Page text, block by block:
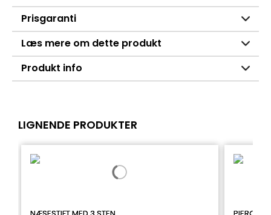
Prisgaranti
Læs mere om dette produkt
Produkt info
LIGNENDE PRODUKTER